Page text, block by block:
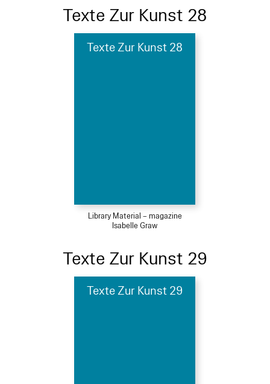
Texte Zur Kunst 28
Texte Zur Kunst 28
Library Material – magazine
Isabelle Graw
Texte Zur Kunst 29
Texte Zur Kunst 29